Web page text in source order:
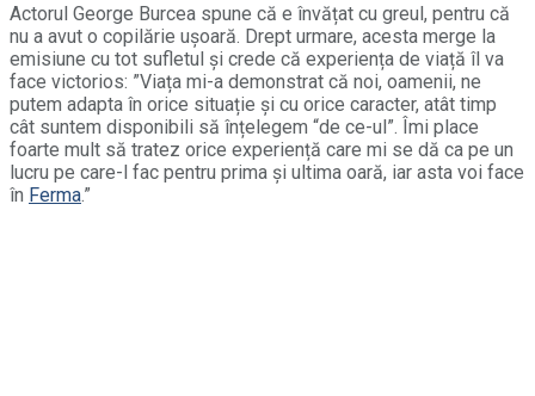
Actorul George Burcea spune că e învățat cu greul, pentru că
nu a avut o copilărie ușoară. Drept urmare, acesta merge la
emisiune cu tot sufletul și crede că experiența de viață îl va
face victorios: ”Viața mi-a demonstrat că noi, oamenii, ne
putem adapta în orice situație și cu orice caracter, atât timp
cât suntem disponibili să înțelegem “de ce-ul”. Îmi place
foarte mult să tratez orice experiență care mi se dă ca pe un
lucru pe care-l fac pentru prima și ultima oară, iar asta voi face
în Ferma.”